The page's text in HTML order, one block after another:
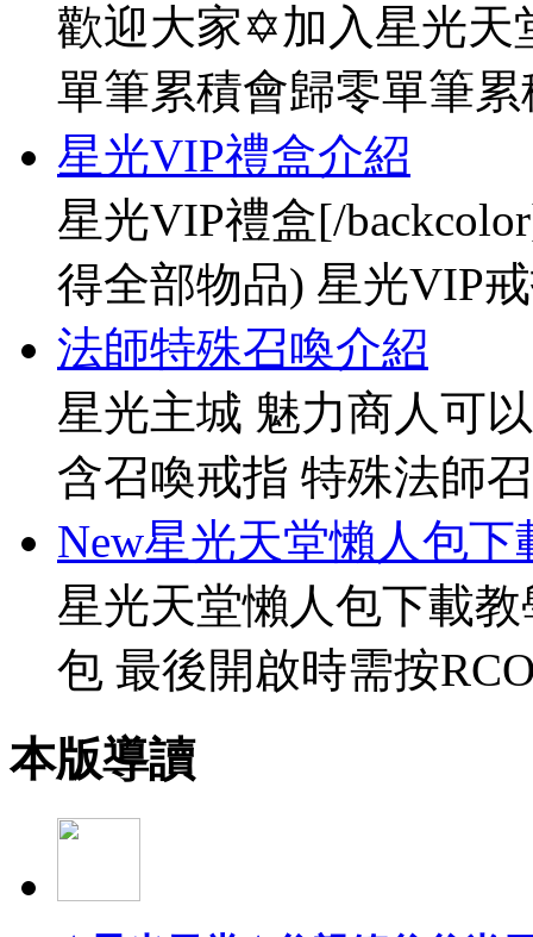
歡迎大家✡加入星光天
單筆累積會歸零單筆
星光VIP禮盒介紹
星光VIP禮盒[/
得全部物品) 星光VIP
法師特殊召喚介紹
星光主城 魅力商人可
含召喚戒指 特殊法師
New星光天堂懶人包下
星光天堂懶人包下載
包 最後開啟時需按
本版導讀